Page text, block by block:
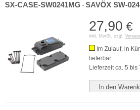
SX-CASE-SW0241MG - SAVÖX SW-
27,90 €
inkl. MwSt. zzgl.
Im Zulauf, in
lieferbar
Lieferzeit ca. 5 bis
In den